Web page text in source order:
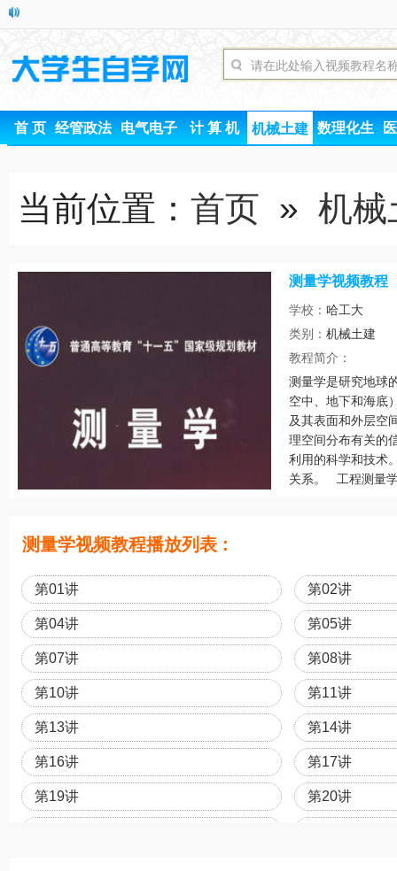
首 页 经管政法 电气电子 计 算 机 机械土建 数理化生
当前位置： 首页 » 机械
测量学视频教程
学校： 哈工大
类别： 机械土建
教程简介：
测量学是研究地球
空中、地下和海底
及其表面和外层空
理空间分布有关的
利用的科学和技术
关系。 工程测量
测量学视频教程播放列表 :
第01讲 第02讲
第04讲 第05讲
第07讲 第08讲
第10讲 第11讲
第13讲 第14讲
第16讲 第17讲
第19讲 第20讲